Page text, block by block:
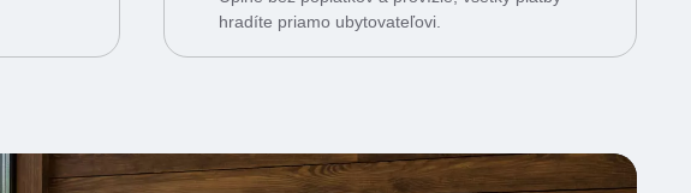
hradíte priamo ubytovateľovi.